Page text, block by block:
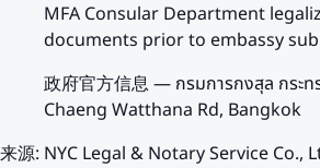
MFA Consular Department
documents prior to embassy
政府官方信息— กรมการกงสุล กระ
Chaeng Watthana Rd, Bangkok
来源: NYC Legal & Notary Service Co.,